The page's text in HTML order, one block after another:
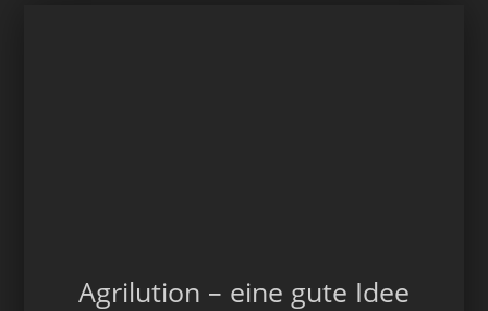
Agrilution – eine gute Idee